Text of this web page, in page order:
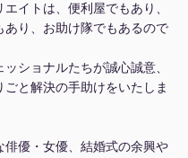
イトは、便利屋でもあり、
あり、お助け隊でもあるので
ショナルたちが誠心誠意、
ごと解決の手助けをいたしま
俳優・女優、結婚式の余興や